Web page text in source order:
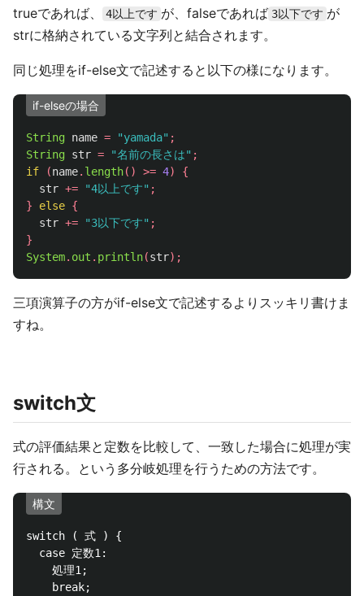
trueであれば、
4以上です が、falseであれば 3以下です が
strに格納されている文字列と結合されます。
同じ処理をif-else文で記述すると以下の様になります。
if-elseの場合
String name = "yamada" ;
String str = "名前の長さは" ;
if
(name. length() >= 4)
{
str += "4以上です" ;
}
else {
str += "3以下です" ;
}
System. out . println(str);
三項演算子の方がif-else文で記述するよりスッキリ書けま
すね。
switch文
式の評価結果と定数を比較して、一致した場合に処理が実
行される。という多分岐処理を行うための方法です。
構文
switch ( 式 ) {
  case 定数1:
    処理1;
    break;